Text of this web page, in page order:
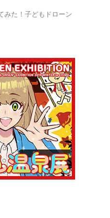
みた！子どもドローン